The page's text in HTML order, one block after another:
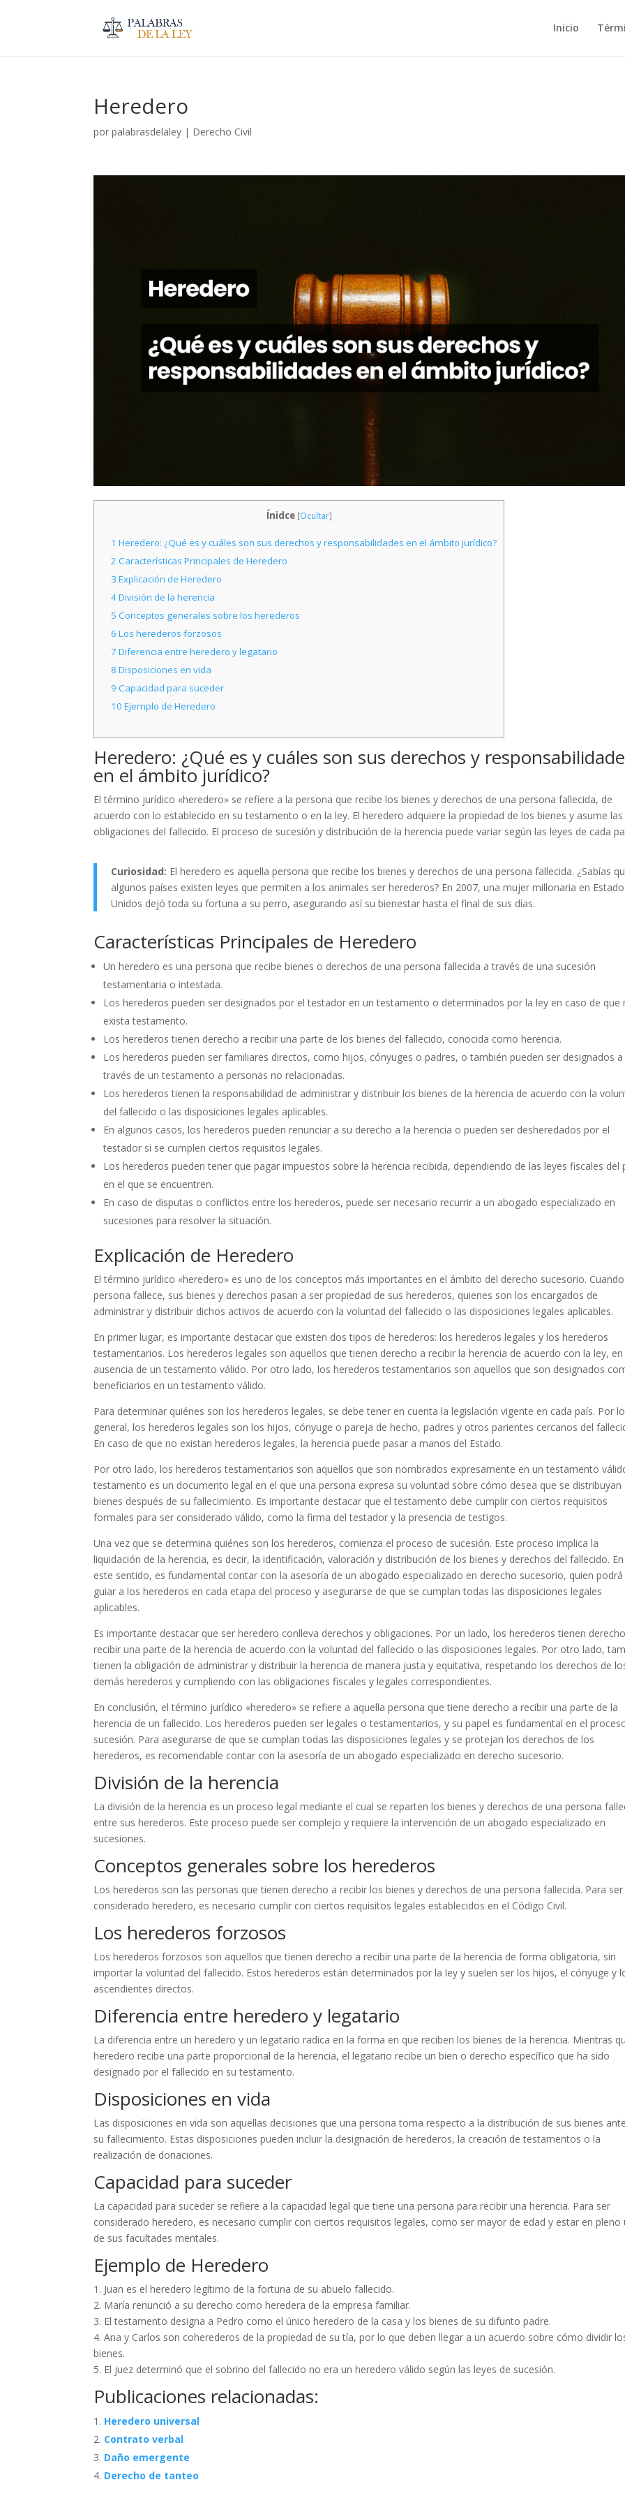
Inicio
Heredero
porpalabrasdelaley | Derecho Civil
Ínidce [Ocultar]
1 Heredero: ¿Qué es y cuáles son sus derechos y responsabilidades en el ámbito jurídico?
2 Características Principales de Heredero
3 Explicación de Heredero
4División de la herencia
5 Conceptos generales sobre los herederos
6 Los herederos forzosos
7 Diferencia entre heredero y legatario
8 Disposiciones en vida
9 Capacidad para suceder
10 Ejemplo de Heredero
Heredero: ¿Qué es y cuáles son sus derechos y
en el ámbito jurídico?
El término jurídico «heredero» se refiere a la persona que recibe los bienes y derechos de una persona fallecida, de
acuerdo con lo establecido en su testamento o en la ley. El heredero adquiere la propiedad de los bienes y asume las
obligaciones del fallecido. El proceso de sucesión y distribución de la herencia puede variar según las leyes de cada
Curiosidad: El heredero es aquella persona que recibe los bienes y derechos de una persona fallecida. ¿Sabías
algunos países existen leyes que permiten a los animales ser herederos? En 2007, una mujer millonaria en
Unidos dejó toda su fortuna a su perro, asegurando así su bienestar hasta el final de sus días.
Características Principales de Heredero
Un heredero es una persona que recibe bienes o derechos de una persona fallecida a través de una sucesión
testamentaria o intestada.
Los herederos pueden ser designados por el testador en un testamento o determinados por la ley en caso de que
exista testamento.
Los herederos tienen derecho a recibir una parte de los bienes del fallecido, conocida como herencia.
Los herederos pueden ser familiares directos, como hijos, cónyuges o padres, o también pueden ser designados a
través de un testamento a personas no relacionadas.
Los herederos tienen la responsabilidad de administrar y distribuir los bienes de la herencia de acuerdo con la
del fallecido o las disposiciones legales aplicables.
En algunos casos, los herederos pueden renunciar a su derecho a la herencia o pueden ser desheredados por el
testador si se cumplen ciertos requisitos legales.
Los herederos pueden tener que pagar impuestos sobre la herencia recibida, dependiendo de las leyes fiscales del
en el que se encuentren.
En caso de disputas o conflictos entre los herederos, puede ser necesario recurrir a un abogado especializado en
sucesiones para resolver la situación.
Explicación de Heredero
El término jurídico «heredero» es uno de los conceptos más importantes en el ámbito del derecho sucesorio.
persona fallece, sus bienes y derechos pasan a ser propiedad de sus herederos, quienes son los encargados de
administrar y distribuir dichos activos de acuerdo con la voluntad del fallecido o las disposiciones legales aplicables.
En primer lugar, es importante destacar que existen dos tipos de herederos: los herederos legales y los herederos
testamentarios. Los herederos legales son aquellos que tienen derecho a recibir la herencia de acuerdo con la ley, en
ausencia de un testamento válido. Por otro lado, los herederos testamentarios son aquellos que son designados
beneficiarios en un testamento válido.
Para determinar quiénes son los herederos legales, se debe tener en cuenta la legislación vigente en cada país. Por lo
general, los herederos legales son los hijos, cónyuge o pareja de hecho, padres y otros parientes cercanos del
En caso de que no existan herederos legales, la herencia puede pasar a manos del Estado.
Por otro lado, los herederos testamentarios son aquellos que son nombrados expresamente en un testamento
testamento es un documento legal en el que una persona expresa su voluntad sobre cómo desea que se distribuyan
bienes después de su fallecimiento. Es importante destacar que el testamento debe cumplir con ciertos requisitos
formales para ser considerado válido, como la firma del testador y la presencia de testigos.
Una vez que se determina quiénes son los herederos, comienza el proceso de sucesión. Este proceso implica la
liquidación de la herencia, es decir, la identificación, valoración y distribución de los bienes y derechos del fallecido. En
este sentido, es fundamental contar con la asesoría de un abogado especializado en derecho sucesorio, quien podrá
guiar a los herederos en cada etapa del proceso y asegurarse de que se cumplan todas las disposiciones legales
aplicables.
Es importante destacar que ser heredero conlleva derechos y obligaciones. Por un lado, los herederos tienen
recibir una parte de la herencia de acuerdo con la voluntad del fallecido o las disposiciones legales. Por otro lado,
tienen la obligación de administrar y distribuir la herencia de manera justa y equitativa, respetando los derechos de
demás herederos y cumpliendo con las obligaciones fiscales y legales correspondientes.
En conclusión, el término jurídico «heredero» se refiere a aquella persona que tiene derecho a recibir una parte de la
herencia de un fallecido. Los herederos pueden ser legales o testamentarios, y su papel es fundamental en el
sucesión. Para asegurarse de que se cumplan todas las disposiciones legales y se protejan los derechos de los
herederos, es recomendable contar con la asesoría de un abogado especializado en derecho sucesorio.
División de la herencia
La división de la herencia es un proceso legal mediante el cual se reparten los bienes y derechos de una persona
entre sus herederos. Este proceso puede ser complejo y requiere la intervención de un abogado especializado en
sucesiones.
Conceptos generales sobre los herederos
Los herederos son las personas que tienen derecho a recibir los bienes y derechos de una persona fallecida. Para ser
considerado heredero, es necesario cumplir con ciertos requisitos legales establecidos en el Código Civil.
Los herederos forzosos
Los herederos forzosos son aquellos que tienen derecho a recibir una parte de la herencia de forma obligatoria, sin
importar la voluntad del fallecido. Estos herederos están determinados por la ley y suelen ser los hijos, el cónyuge y
ascendientes directos.
Diferencia entre heredero y legatario
La diferencia entre un heredero y un legatario radica en la forma en que reciben los bienes de la herencia. Mientras
heredero recibe una parte proporcional de la herencia, el legatario recibe un bien o derecho específico que ha sido
designado por el fallecido en su testamento.
Disposiciones en vida
Las disposiciones en vida son aquellas decisiones que una persona toma respecto a la distribución de sus bienes
su fallecimiento. Estas disposiciones pueden incluir la designación de herederos, la creación de testamentos o la
realización de donaciones.
Capacidad para suceder
La capacidad para suceder se refiere a la capacidad legal que tiene una persona para recibir una herencia. Para ser
considerado heredero, es necesario cumplir con ciertos requisitos legales, como ser mayor de edad y estar en pleno
de sus facultades mentales.
Ejemplo de Heredero
1. Juan es el heredero legítimo de la fortuna de su abuelo fallecido.
2. María renunció a su derecho como heredera de la empresa familiar.
3. El testamento designa a Pedro como el único heredero de la casa y los bienes de su difunto padre.
4. Ana y Carlos son coherederos de la propiedad de su tía, por lo que deben llegar a un acuerdo sobre cómo dividir
bienes.
5. El juez determinó que el sobrino del fallecido no era un heredero válido según las leyes de sucesión.
Publicaciones relacionadas:
Heredero universal
Contrato verbal
Daño emergente
Derecho de tanteo